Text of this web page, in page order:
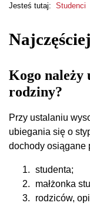
Studenci z
Kredyty studenckie
Jesteś tutaj: Studenci
Kogo należy
rodziny?
Przy ustalaniu
ubiegania się o
dochody osiągane
studenta;
małżonka
rodziców,